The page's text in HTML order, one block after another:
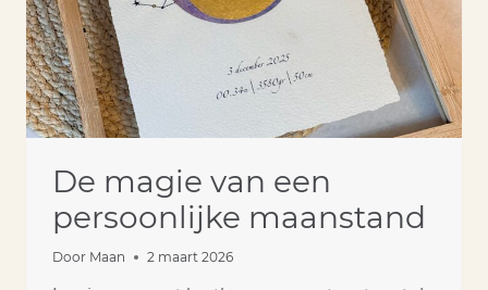
De magie van een
persoonlijke maanstand
Door Maan 2 maart 2026